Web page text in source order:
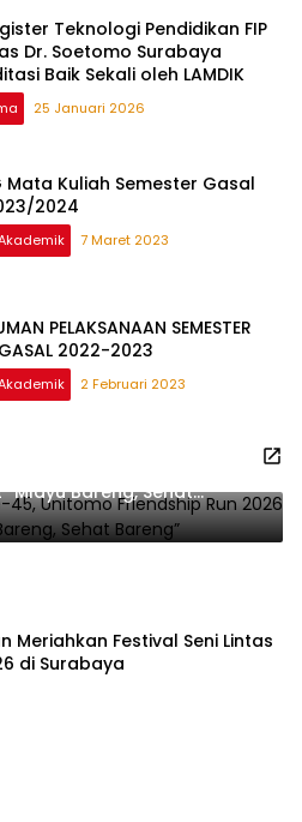
Teknologi Pendidikan FIP
Dr. Soetomo Surabaya
Baik Sekali oleh LAMDIK
25 Januari 2026
Mata Kuliah Semester Gasal
2024
7 Maret 2023
PELAKSANAAN SEMESTER
2022-2023
2 Februari 2023
45, Unitomo Friendship Run
Bareng, Sehat
Meriahkan Festival Seni Lintas
di Surabaya